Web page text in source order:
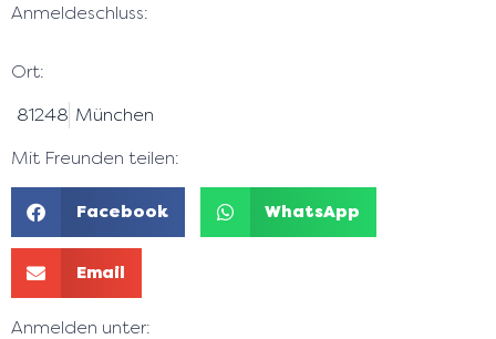
Anmeldeschluss:
Ort:
81248 München
Mit Freunden teilen:
Facebook WhatsApp
Email
Anmelden unter: